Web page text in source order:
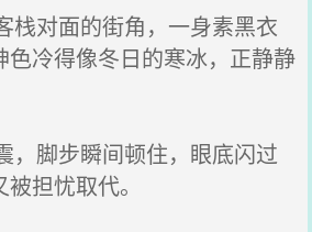
对面的街角，一身素黑衣
色冷得像冬日的寒冰，正静静
脚步瞬间顿住，眼底闪过
担忧取代。